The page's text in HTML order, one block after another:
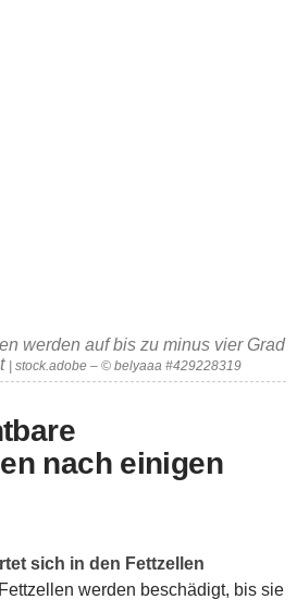
werden auf bis zu minus vier Grad
| stock.adobe – © belyaaa #429228319
nach einigen
sich in den Fettzellen
werden beschädigt, bis sie